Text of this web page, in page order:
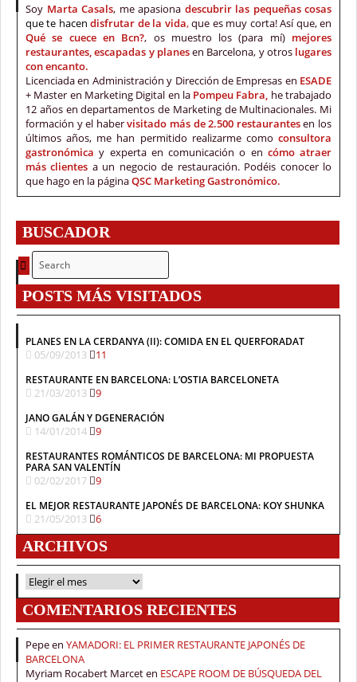
Soy Marta Casals, me apasiona descubrir las pequeñas cosas
que te hacen disfrutar de la vida,que es muy corta! Así que, en
Qué se cuece en Bcn?, os muestro los (para mí) mejores
restaurantes, escapadas y planesen Barcelona, y otros lugares
con encanto.
Licenciada en Administración y Dirección de Empresas en ESADE
+ Master en Marketing Digital en la Pompeu Fabra, he trabajado
12 años en departamentos de Marketing de Multinacionales. Mi
formación y el habervisitado más de 2.500 restaurantes en los
últimos años, me han permitido realizarme como consultora
gastronómicay experta en comunicación o en cómo atraer
más clientes a un negocio de restauración. Podéis conocer lo
que hago en la páginaQSC Marketing Gastronómico.
BUSCADOR
POSTS MÁS VISITADOS
PLANES EN LA CERDANYA (II): COMIDA EN EL QUERFORADAT
05/09/2013 11
RESTAURANTE EN BARCELONA: L’OSTIA BARCELONETA
21/03/2013 9
JANO GALÁN Y DGENERACIÓN
14/01/2014 9
RESTAURANTES ROMÁNTICOS DE BARCELONA: MI PROPUESTA
PARA SAN VALENTÍN
02/02/2017 9
EL MEJOR RESTAURANTE JAPONÉS DE BARCELONA: KOY SHUNKA
21/05/2013 6
ARCHIVOS
ARCHIVOS
COMENTARIOS RECIENTES
Pepeen YAMADORI: EL PRIMER RESTAURANTE JAPONÉS DE
BARCELONA
Myriam Rocabert Marceten ESCAPE ROOM DE BÚSQUEDA DEL